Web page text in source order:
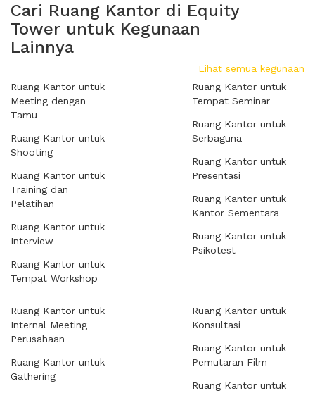
Cari Ruang Kantor di Equity
Tower untuk Kegunaan
Lainnya
Lihat semua kegunaan
Ruang Kantor untuk
Meeting dengan
Tamu
Ruang Kantor untuk
Shooting
Ruang Kantor untuk
Training dan
Pelatihan
Ruang Kantor untuk
Interview
Ruang Kantor untuk
Tempat Workshop
Ruang Kantor untuk
Tempat Seminar
Ruang Kantor untuk
Serbaguna
Ruang Kantor untuk
Presentasi
Ruang Kantor untuk
Kantor Sementara
Ruang Kantor untuk
Psikotest
Ruang Kantor untuk
Internal Meeting
Perusahaan
Ruang Kantor untuk
Gathering
Ruang Kantor untuk
Konsultasi
Ruang Kantor untuk
Pemutaran Film
Ruang Kantor untuk